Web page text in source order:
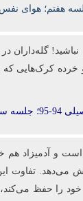
هفتم؛ هوای
نباشید!
کرک‌هایی که
95 ؛ جلسه
و آدمیزاد هم
می‌دهد. تفاوت
را حفظ می‌کند،